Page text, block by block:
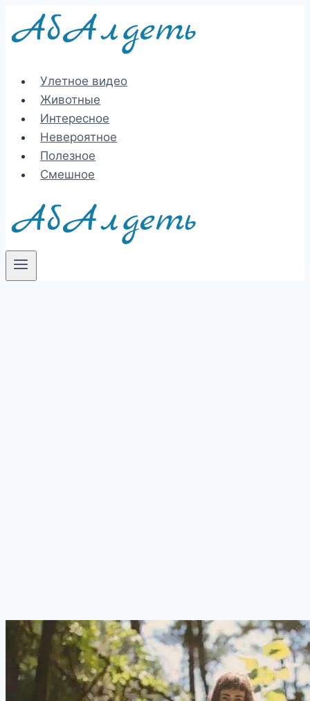
Перейти
Улетное видео
Животные
Интересное
Невероятное
Полезное
Смешное